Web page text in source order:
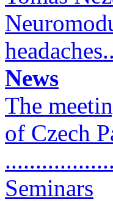
News
The
of Czech
Seminars